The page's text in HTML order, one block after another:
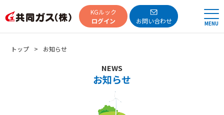
共同ガスKGルック
ログイン
お問い合わせ MENU
トップ お知らせ
NEWS
お知らせ